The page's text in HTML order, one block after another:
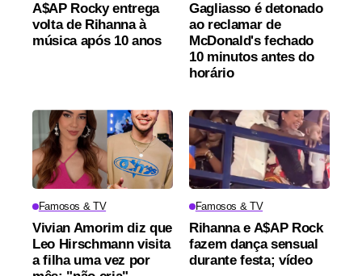
A$AP Rocky entrega
volta de Rihanna à
música após 10 anos
Gagliasso é detonado
ao reclamar de
McDonald's fechado
10 minutos antes do
horário
Famosos & TV
Vivian Amorim diz que
Leo Hirschmann visita
a filha uma vez por
Famosos & TV
Rihanna e A$AP Rock
fazem dança sensual
durante festa; vídeo